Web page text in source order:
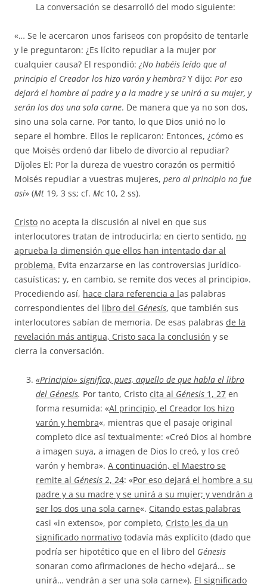
La conversación se desarrolló del modo siguiente:
«… Se le acercaron unos fariseos con propósito de tentarle
y le preguntaron: ¿Es lícito repudiar a la mujer por
cualquier causa? El respondió: ¿No habéis leído que al
principio el Creador los hizo varón y hembra?Y dijo: Por eso
dejará el hombre al padre y a la madre y se unirá a su mujer, y
serán los dos una sola carne. De manera que ya no son dos,
sino una sola carne. Por tanto, lo que Dios unió no lo
separe el hombre. Ellos le replicaron: Entonces, ¿cómo es
que Moisés ordenó dar libelo de divorcio al repudiar?
Díjoles El: Por la dureza de vuestro corazón os permitió
Moisés repudiar a vuestras mujeres, pero al principio no fue
así» (Mt 19, 3 ss; cf. Mc10, 2 ss).
Cristo no acepta la discusión al nivel en que sus
interlocutores tratan de introducirla; en cierto sentido, no
aprueba la dimensión que ellos han intentado dar al
problema. Evita enzarzarse en las controversias jurídico-
casuísticas; y, en cambio, se remite dos veces al principio».
Procediendo así, hace clara referencia a las palabras
correspondientes del libro del Génesis, que también sus
interlocutores sabían de memoria. De esas palabras de la
revelación más antigua, Cristo saca la conclusión y se
cierra la conversación.
«Principio» significa, pues, aquello de que habla el libro
del Génesis. Por tanto, Cristo cita al Génesis 1, 27 en
forma resumida: «Al principio, el Creador los hizo
varón y hembra«, mientras que el pasaje original
completo dice así textualmente: «Creó Dios al hombre
a imagen suya, a imagen de Dios lo creó, y los creó
varón y hembra». A continuación, el Maestro se
remite al Génesis 2, 24: «Por eso dejará el hombre a su
padre y a su madre y se unirá a su mujer; y vendrán a
ser los dos una sola carne«. Citando estas palabras
casi «in extenso», por completo, Cristo les da un
significado normativo todavía más explícito (dado que
podría ser hipotético que en el libro del Génesis
sonaran como afirmaciones de hecho «dejará… se
unirá… vendrán a ser una sola carne»). El significado